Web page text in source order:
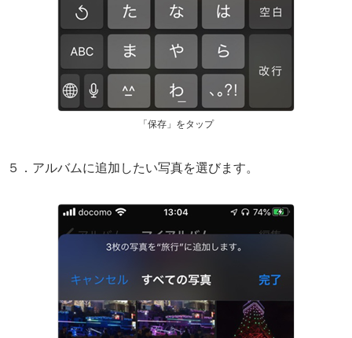
「保存」をタップ
５．アルバムに追加したい写真を選びます。